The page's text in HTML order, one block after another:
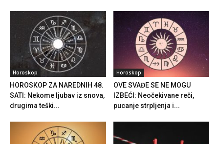
Horoskop
HOROSKOP ZA NAREDNIH 48.
SATI: Nekome ljubav iz snova,
drugima teški...
Horoskop
OVE SVAĐE SE NE MOGU
IZBEĆI: Neočekivane reči,
pucanje strpljenja i...